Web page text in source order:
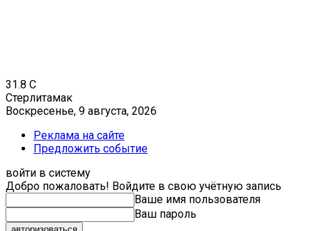
31.8 C
Стерлитамак
Воскресенье, 9 августа, 2026
Реклама на сайте
Предложить событие
войти в систему
Добро пожаловать! Войдите в свою учётную запись
Ваше имя пользователя
Ваш пароль